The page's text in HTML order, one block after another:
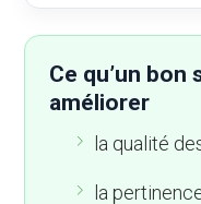
Ce qu’un bon
améliorer
la qualité
la